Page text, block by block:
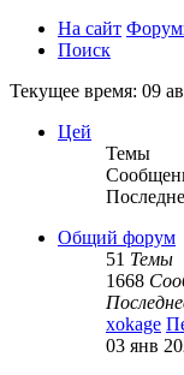
На сайт
Поиск
Текущее время: 09
Цей
Темы
Общий форум
51 Темы
1668
xokage
03 янв